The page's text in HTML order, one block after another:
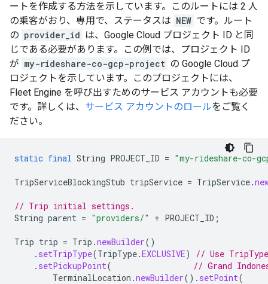
ートを作成する方法を示しています。このルートには 2 人
の乗客がおり、専用で、ステータスは NEW です。ルート
の provider_id は、Google Cloud プロジェクト ID と同
じである必要があります。この例では、プロジェクト ID
が my-rideshare-co-gcp-project の Google Cloud プ
ロジェクトを示しています。このプロジェクトには、
Fleet Engine を呼び出すためのサービス アカウントも必要
です。詳しくは、 サービス アカウントのロールをご覧く
ださい。
static final String PROJECT_ID = "my-rideshare-co-
TripServiceBlockingStub tripService = TripService.
// Trip initial settings.
String parent = "providers/" + PROJECT_ID ;
Trip trip = Trip .newBuilder()
. setTripType(TripType.EXCLUSIVE)
// Use
. setPickupPoint(
// Grand
TerminalLocation .newBuilder(). setPoint(